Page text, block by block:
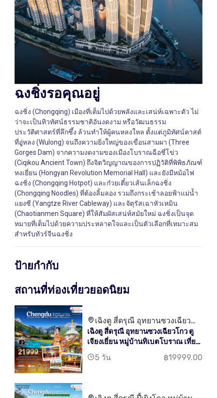
ฉงชิ่งรอคุณอยู่
ฉงชิ่ง (Chongqing) เมืองที่เต็มไปด้วยพลังและเสน่ห์เฉพาะตัว ไม่
ว่าจะเป็นทิวทัศน์ธรรมชาติอันงดงาม หรือวัฒนธรรม
ประวัติศาสตร์ที่ลึกซึ้ง ล้วนทำให้ผู้คนหลงใหล ตั้งแต่ภูมิทัศน์คาสต์
ที่อู่หลง (Wulong) จนถึงความยิ่งใหญ่ของเขื่อนสามผา (Three
Gorges Dam) จากความงดงามของเมืองโบราณฉือชี่โข่ว
(Ciqikou Ancient Town) ถึงจิตวิญญาณของการปฏิวัติที่พิพิธภัณฑ์
หงเยี่ยน (Hongyan Revolution Memorial Hall) และยังมีหม้อไฟ
ฉงชิ่ง (Chongqing Hotpot) และก๋วยเตี๋ยวเส้นเล็กฉงชิ่ง
(Chongqing Noodles) ที่ต้องลิ้มลอง รวมถึงกระเช้าลอยฟ้าแม่น้ำ
แยงซี (Yangtze River Cableway) และจัตุรัสเฉาหัวเหมิน
(Chaotianmen Square) ที่ให้สัมผัสเสน่ห์สมัยใหม่ ฉงชิ่งเป็นจุด
หมายที่เต็มไปด้วยความประหลาดใจและเป็นตัวเลือกที่เหมาะสม
สำหรับทัวร์จีนฉงชิ่ง
ป้ายกำกับ
สถานที่ท่องเที่ยวยอดนิยม
เฉิงตู สี่ดรุณี อุทยานซวงเฉียว
โกว ตูเจียงเยี่ยน หมู่บ้านทิเบต
โบราณ
เฉิงตู สี่ดรุณี อุทยานซวงเฉียวโกว ตู
เจียงเยี่ยน หมู่บ้านทิเบตโบราณ เที่ยว
เต็ม 5D 4N
5 วัน ฿19999.00